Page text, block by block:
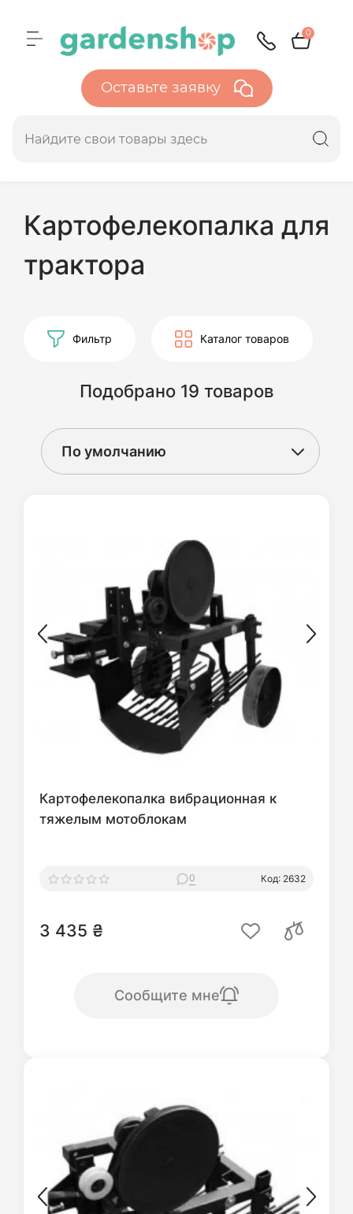
0
Оставьте заявку
Картофелекопалка для
трактора
Фильтр Каталог товаров
Подобрано 19 товаров
Картофелекопалка вибрационная к
тяжелым мотоблокам
0 Код: 2632
3 435 ₴
Сообщите мне